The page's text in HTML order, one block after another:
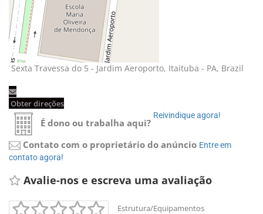
Sexta Travessa do 5 - Jardim Aeroporto, Itaituba - PA, Brazil
Obter direções
É dono ou trabalha aqui?
Reivindique agora!
Contato com o proprietário do anúncio Entre em
contato agora!
Avalie-nos e escreva uma avaliação
Estrutura/Equipamentos